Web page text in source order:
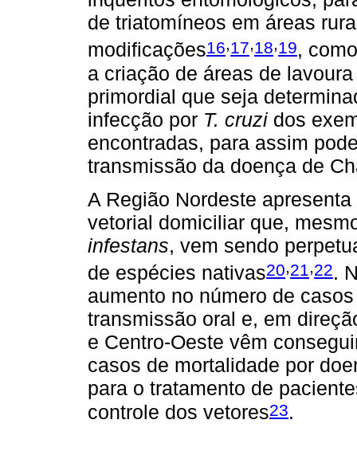
de triatomíneos em áreas
modificações16,17,18,19,
a criação de áreas de
primordial que seja
infecção por T. cruzi dos
encontradas, para assim
transmissão da doença de
A Região Nordeste
vetorial domiciliar que,
infestans, vem sendo
de espécies nativas20,21,22.
aumento no número de
transmissão oral e, em
e Centro-Oeste vêm
casos de mortalidade por
para o tratamento de
controle dos vetores23.